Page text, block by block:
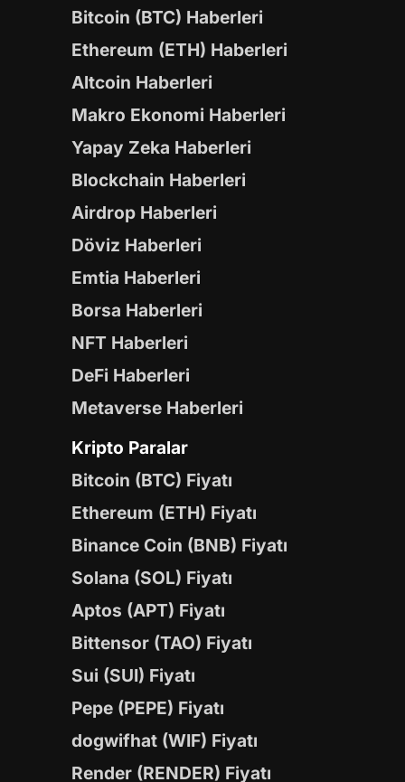
Bitcoin (BTC) Haberleri
Ethereum (ETH) Haberleri
Altcoin Haberleri
Makro Ekonomi Haberleri
Yapay Zeka Haberleri
Blockchain Haberleri
Airdrop Haberleri
Döviz Haberleri
Emtia Haberleri
Borsa Haberleri
NFT Haberleri
DeFi Haberleri
Metaverse Haberleri
Kripto Paralar
Bitcoin (BTC) Fiyatı
Ethereum (ETH) Fiyatı
Binance Coin (BNB) Fiyatı
Solana (SOL) Fiyatı
Aptos (APT) Fiyatı
Bittensor (TAO) Fiyatı
Sui (SUI) Fiyatı
Pepe (PEPE) Fiyatı
dogwifhat (WIF) Fiyatı
Render (RENDER) Fiyatı